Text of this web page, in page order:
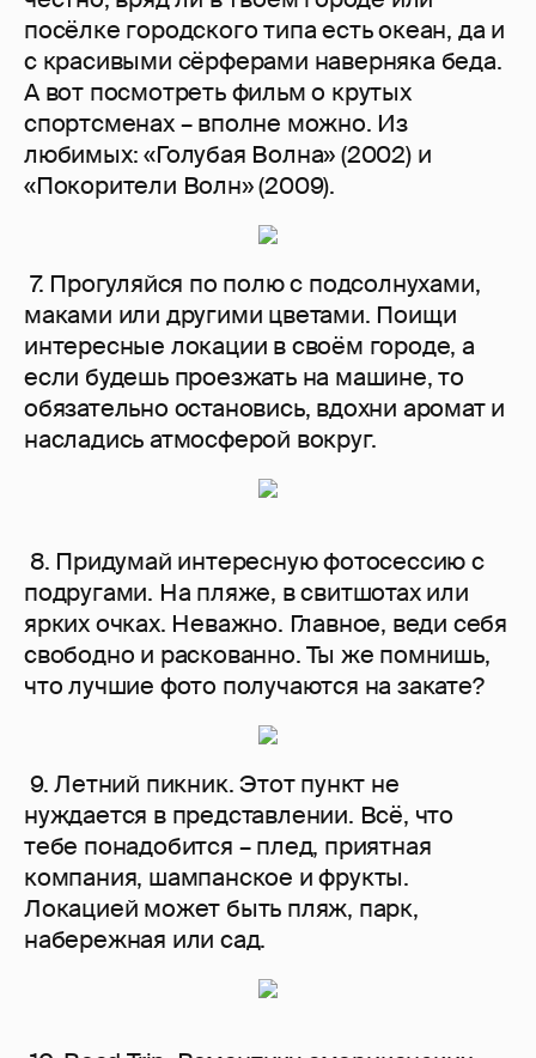
посёлке городского типа есть океан, да и
с красивыми сёрферами наверняка беда.
А вот посмотреть фильм о крутых
спортсменах – вполне можно. Из
любимых: «Голубая Волна» (2002) и
«Покорители Волн» (2009).
7. Прогуляйся по полю с подсолнухами,
маками или другими цветами. Поищи
интересные локации в своём городе, а
если будешь проезжать на машине, то
обязательно остановись, вдохни аромат и
насладись атмосферой вокруг.
8. Придумай интересную фотосессию с
подругами. На пляже, в свитшотах или
ярких очках. Неважно. Главное, веди себя
свободно и раскованно. Ты же помнишь,
что лучшие фото получаются на закате?
9. Летний пикник. Этот пункт не
нуждается в представлении. Всё, что
тебе понадобится – плед, приятная
компания, шампанское и фрукты.
Локацией может быть пляж, парк,
набережная или сад.